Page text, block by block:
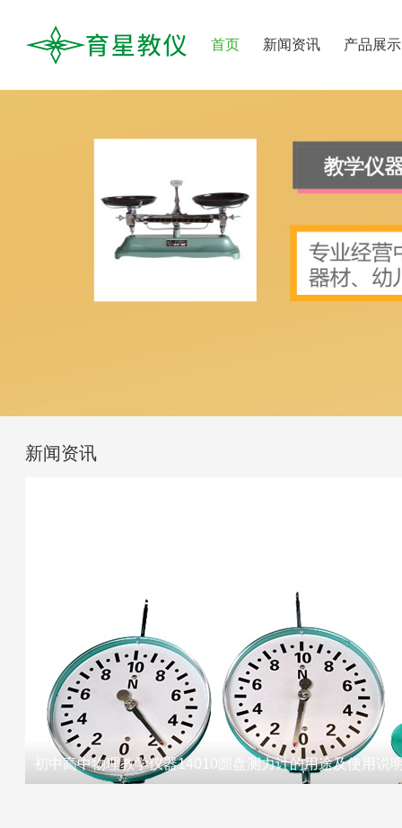
首页 新闻资讯 产品展示
新闻资讯
初中高中物理教学仪器14010圆盘测力计的用途及使用说